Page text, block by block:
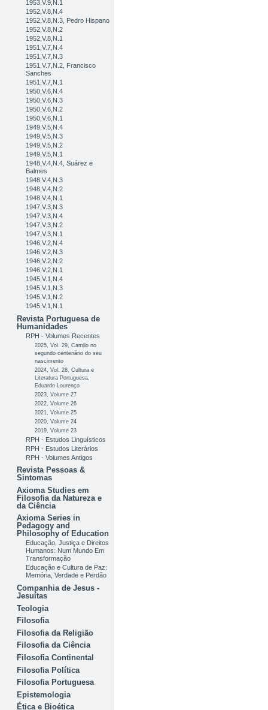
1953,V.9,N.1
1952,V.8,N.4
1952,V.8,N.3, Pedro Hispano
1952,V.8,N.2
1952,V.8,N.1
1951,V.7,N.4
1951,V.7,N.3
1951,V.7,N.2, Francisco
Sanches
1951,V.7,N.1
1950,V.6,N.4
1950,V.6,N.3
1950,V.6,N.2
1950,V.6,N.1
1949,V.5,N.4
1949,V.5,N.3
1949,V.5,N.2
1949,V.5,N.1
1948,V.4,N.4, Suárez e
Balmes
1948,V.4,N.3
1948,V.4,N.2
1948,V.4,N.1
1947,V.3,N.3
1947,V.3,N.4
1947,V.3,N.2
1947,V.3,N.1
1946,V.2,N.4
1946,V.2,N.3
1946,V.2,N.2
1946,V.2,N.1
1945,V.1,N.4
1945,V.1,N.3
1945,V.1,N.2
1945,V.1,N.1
Revista Portuguesa de
Humanidades
RPH - Volumes Recentes
2025, Vol. 29, Camilo no
segundo centenário do seu
nascimento
2024, Vol. 28, Cultura e
Literatura Portuguesa,
Eduardo Lourenço
2023, Volume 27
2022, Volume 26
2021, Volume 25
2020, Volume 24
2019, Volume 23
RPH - Estudos Linguísticos
RPH - Estudos Literários
RPH - Volumes Antigos
Revista Pessoas &
Sintomas
Axioma Studies em
Filosofia da Natureza e
da Ciência
Axioma Series in
Pedagogy and
Philosophy of Education
Educação, Justiça e Direitos
Humanos: Num Mundo Em
Transformação
Educação e Cultura de Paz:
Memória, Verdade e Perdão
Companhia de Jesus -
Jesuítas
Teologia
Filosofia
Filosofia da Religião
Filosofia da Ciência
Filosofia Continental
Filosofia Política
Filosofia Portuguesa
Epistemologia
Ética e Bioética